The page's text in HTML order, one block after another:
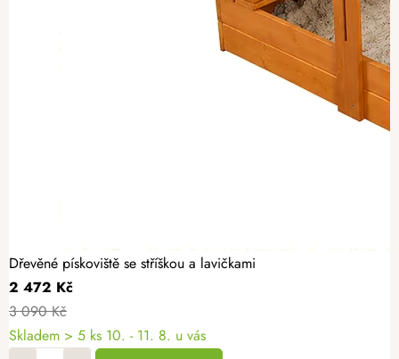
Dřevěné pískoviště se stříškou a lavičkami
2 472 Kč
3 090 Kč
Skladem > 5 ks 10. - 11. 8. u vás